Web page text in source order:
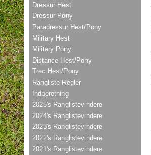
Dressur Hest
Dressur Pony
Paradressur Hest/Pony
Military Hest
Military Pony
Distance Hest/Pony
Trec Hest/Pony
Rangliste Regler
Indberetning
2025's Ranglistevindere
2024's Ranglistevindere
2023's Ranglistevindere
2022's Ranglistevindere
2021's Ranglistevindere